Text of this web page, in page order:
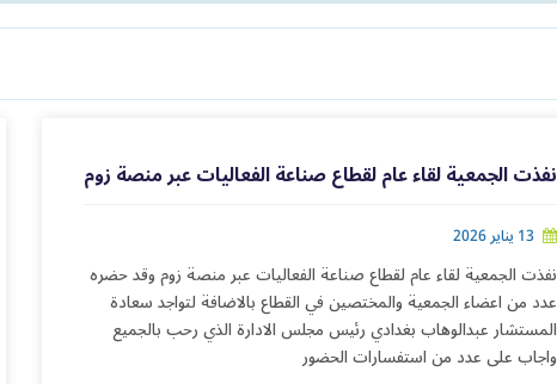
نفذت الجمعية لقاء عام لقطاع صناعة الفعاليات عبر منصة زوم
13 يناير 2026
نفذت الجمعية لقاء عام لقطاع صناعة الفعاليات عبر منصة زوم وقد حضره
عدد من اعضاء الجمعية والمختصين في القطاع بالاضافة لتواجد سعادة
المستشار عبدالوهاب بغدادي رئيس مجلس الادارة الذي رحب بالجميع
واجاب على عدد من استفسارات الحضور